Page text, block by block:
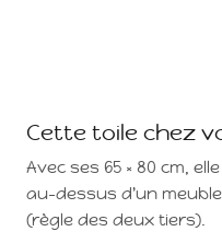
Cette toile chez
Avec ses 65 × 80 cm,
au-dessus d'un
(règle des deux tiers).